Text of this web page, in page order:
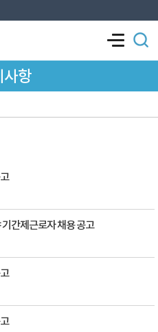
사항
간제근로자 채용 공고